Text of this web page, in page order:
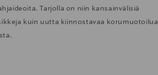
Tarjolla on niin kansainvälisiä
kuin uutta kiinnostavaa korumuotoilua